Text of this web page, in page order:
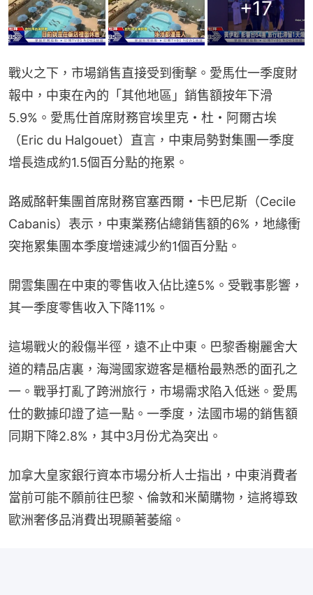
+17
戰火之下，市場銷售直接受到衝擊。愛馬仕一季度財
報中，中東在內的「其他地區」銷售額按年下滑
5.9%。愛馬仕首席財務官埃里克・杜・阿爾古埃
（Eric du Halgouet）直言，中東局勢對集團一季度
增長造成約1.5個百分點的拖累。
路威酩軒集團首席財務官塞西爾・卡巴尼斯（Cecile
Cabanis）表示，中東業務佔總銷售額的6%，地緣衝
突拖累集團本季度增速減少約1個百分點。
開雲集團在中東的零售收入佔比達5%。受戰事影響，
其一季度零售收入下降11%。
這場戰火的殺傷半徑，遠不止中東。巴黎香榭麗舍大
道的精品店裏，海灣國家遊客是櫃枱最熟悉的面孔之
一。戰爭打亂了跨洲旅行，市場需求陷入低迷。愛馬
仕的數據印證了這一點。一季度，法國市場的銷售額
同期下降2.8%，其中3月份尤為突出。
加拿大皇家銀行資本市場分析人士指出，中東消費者
當前可能不願前往巴黎、倫敦和米蘭購物，這將導致
歐洲奢侈品消費出現顯著萎縮。